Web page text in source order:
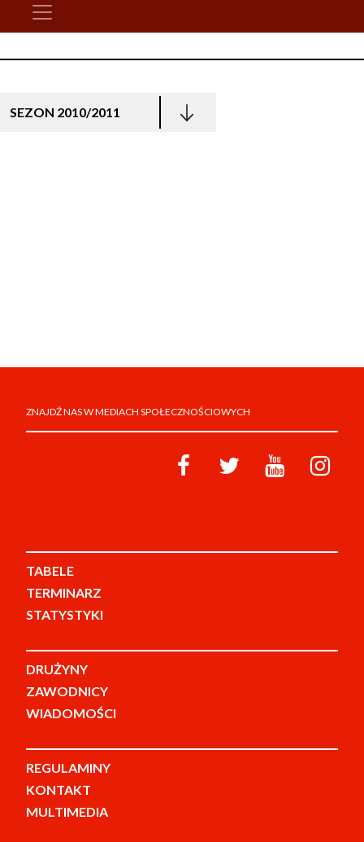
SEZON 2010/2011
ZNAJDŹ NAS W MEDIACH SPOŁECZNOŚCIOWYCH
TABELE
TERMINARZ
STATYSTYKI
DRUŻYNY
ZAWODNICY
WIADOMOŚCI
REGULAMINY
KONTAKT
MULTIMEDIA